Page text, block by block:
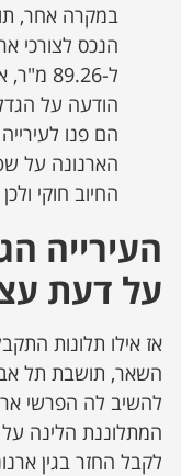
במקרה אחר,
ל-
הודעה על
הם פנו
הארנונה על
החיוב חוקי
העירייה
על דעת
אז אילו תלונות
השאר, תושבת תל
להשיב לה הפרשי
המתלוננת הלינה
לקבל החזר בגין